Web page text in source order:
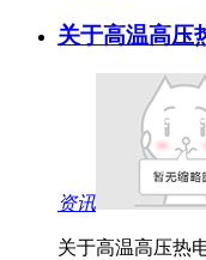
关于高温高压
资讯
关于高温高压热